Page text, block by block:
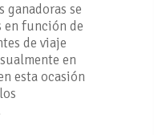
ganadoras se
en función de
de viaje
en
esta ocasión